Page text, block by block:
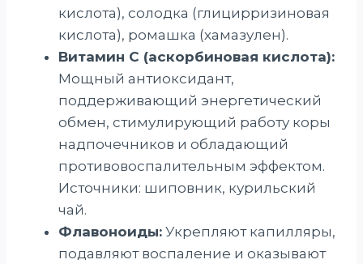
кислота), солодка (глицирризиновая
кислота), ромашка (хамазулен).
Витамин С (аскорбиновая кислота):
Мощный антиоксидант,
поддерживающий энергетический
обмен, стимулирующий работу коры
надпочечников и обладающий
противовоспалительным эффектом.
Источники: шиповник, курильский
чай.
Флавоноиды: Укрепляют капилляры,
подавляют воспаление и оказывают